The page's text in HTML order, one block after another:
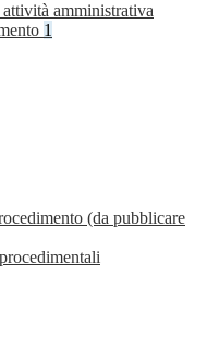
amministrativa
1
(da pubblicare